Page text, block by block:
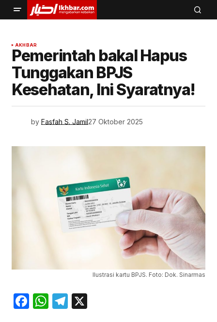
AKHBAR
Pemerintah bakal Hapus
Tunggakan BPJS
Kesehatan, Ini Syaratnya!
by Fasfah S. Jamil27 Oktober 2025
Ilustrasi kartu BPJS. Foto: Dok. Sinarmas
Facebook
WhatsApp
Telegram